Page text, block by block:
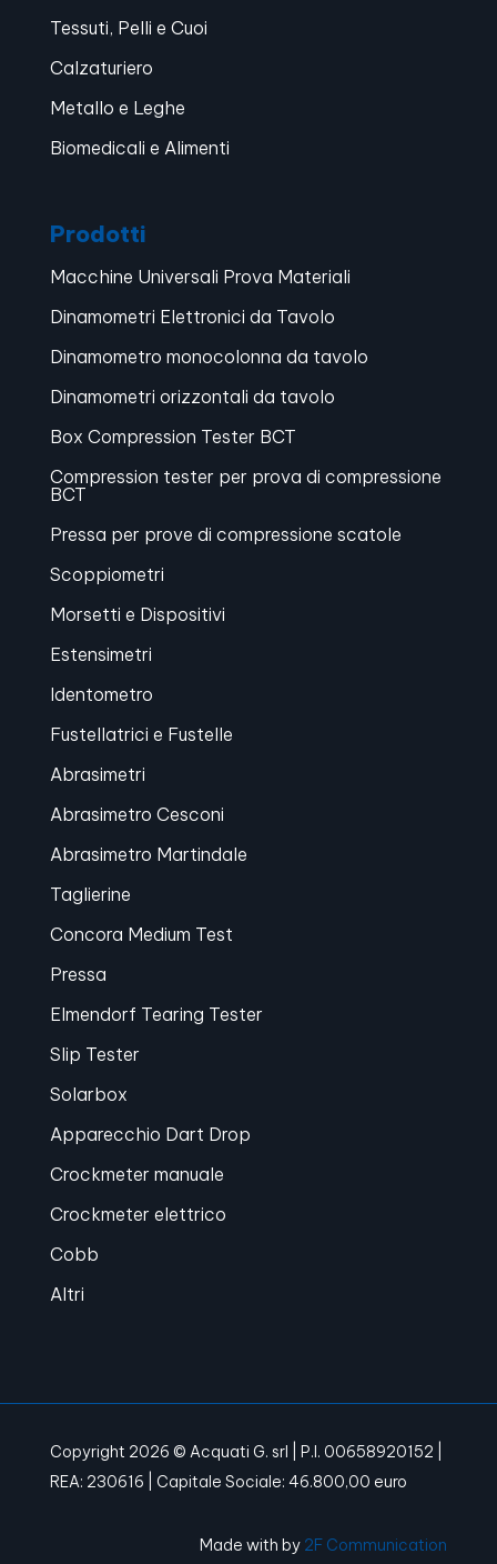
Tessuti, Pelli e Cuoi
Calzaturiero
Metallo e Leghe
Biomedicali e Alimenti
Prodotti
Macchine Universali Prova Materiali
Dinamometri Elettronici da Tavolo
Dinamometro monocolonna da tavolo
Dinamometri orizzontali da tavolo
Box Compression Tester BCT
Compression tester per prova di compressione
BCT
Pressa per prove di compressione scatole
Scoppiometri
Morsetti e Dispositivi
Estensimetri
Identometro
Fustellatrici e Fustelle
Abrasimetri
Abrasimetro Cesconi
Abrasimetro Martindale
Taglierine
Concora Medium Test
Pressa
Elmendorf Tearing Tester
Slip Tester
Solarbox
Apparecchio Dart Drop
Crockmeter manuale
Crockmeter elettrico
Cobb
Altri
Copyright 2026 © Acquati G. srl | P.I. 00658920152 |
REA: 230616 | Capitale Sociale: 46.800,00 euro
Made withby 2F Communication